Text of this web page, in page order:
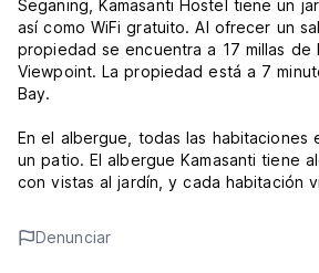
Seganing, Kamasanti Hostel tiene un
así como WiFi gratuito. Al ofrecer un
propiedad se encuentra a 17 millas de
Viewpoint. La propiedad está a 7
Bay.
En el albergue, todas las habitaciones
un patio. El albergue Kamasanti tiene
con vistas al jardín, y cada habitación
un baño compartido.
albergue con desayuno
Denunciar